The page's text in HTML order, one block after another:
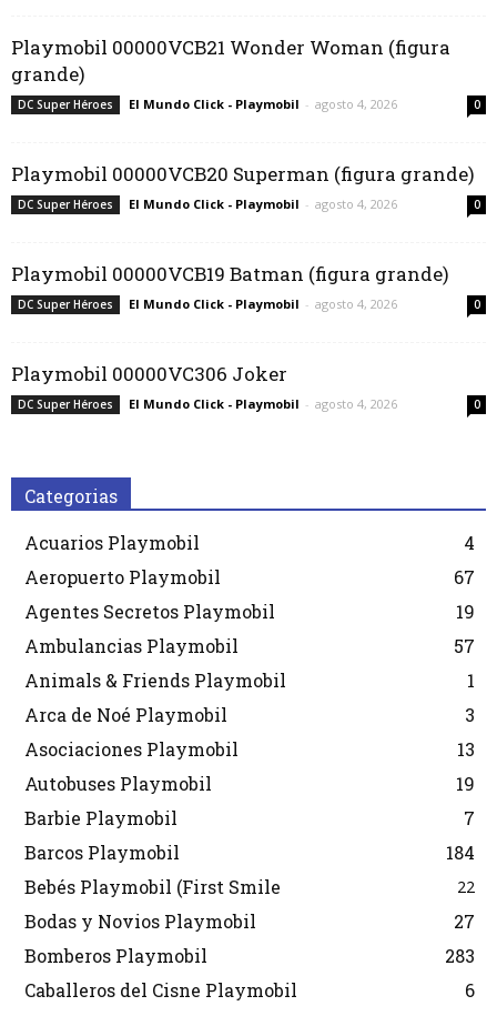
Playmobil 00000VCB21 Wonder Woman (figura
grande)
DC Super Héroes El Mundo Click - Playmobil - agosto 4, 2026 0
Playmobil 00000VCB20 Superman (figura grande)
DC Super Héroes El Mundo Click - Playmobil - agosto 4, 2026 0
Playmobil 00000VCB19 Batman (figura grande)
DC Super Héroes El Mundo Click - Playmobil - agosto 4, 2026 0
Playmobil 00000VC306 Joker
DC Super Héroes El Mundo Click - Playmobil - agosto 4, 2026 0
Categorias
Acuarios Playmobil
4
Aeropuerto Playmobil
67
Agentes Secretos Playmobil
19
Ambulancias Playmobil
57
Animals & Friends Playmobil
1
Arca de Noé Playmobil
3
Asociaciones Playmobil
13
Autobuses Playmobil
19
Barbie Playmobil
7
Barcos Playmobil
184
Bebés Playmobil (First Smile
22
Bodas y Novios Playmobil
27
Bomberos Playmobil
283
Caballeros del Cisne Playmobil
6